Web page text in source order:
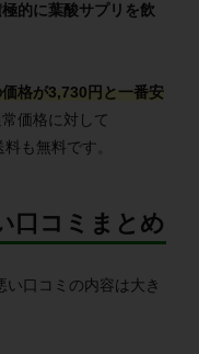
的に葉酸サプリを飲
格が3,730円と一番安
常価格に対して
も無料です。
口コミまとめ
口コミの内容は大き